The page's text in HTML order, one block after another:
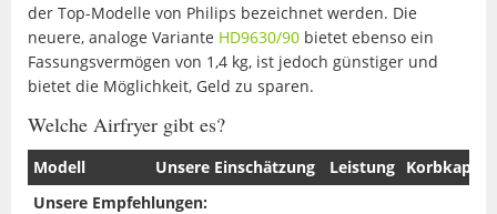
der Top-Modelle von Philips bezeichnet werden. Die
neuere, analoge Variante HD9630/90 bietet ebenso ein
Fassungsvermögen von 1,4 kg, ist jedoch günstiger und
bietet die Möglichkeit, Geld zu sparen.
Welche Airfryer gibt es?
Modell Unsere Einschätzung Leistung
Unsere Empfehlungen: